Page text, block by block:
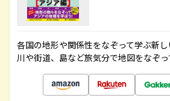
各国の地形や関係性をなぞって学ぶ新し
川や街道、島など旅気分で地図をなぞっ